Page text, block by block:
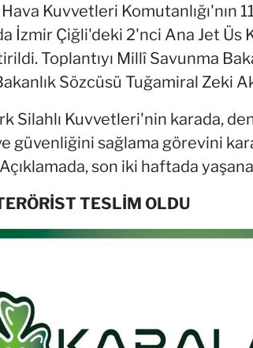
Hava Kuvvetleri Komutanlığı'nın
İzmir Çiğli'deki 2'nci Ana Jet Üs
Toplantıyı Millî Savunma
Sözcüsü Tuğamiral Zeki
Silahlı Kuvvetleri'nin karada,
güvenliğini sağlama görevini
son iki haftada
TESLİM OLDU